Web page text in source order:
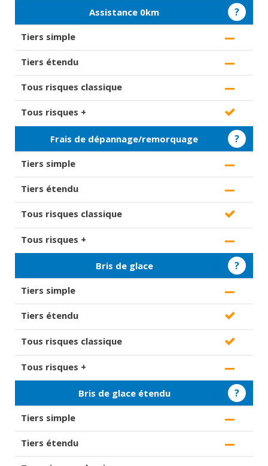
Assistance 0km ?
Frais de dépannage/remorquage ?
Bris de glace ?
Bris de glace étendu ?